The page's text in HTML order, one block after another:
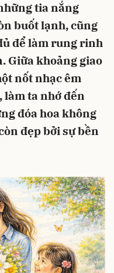
tia nắng
buốt lạnh, cũng
để làm rung rinh
Giữa khoảng giao
nốt nhạc êm
làm ta nhớ đến
đóa hoa không
đẹp bởi sự bền
Hủy Gửi